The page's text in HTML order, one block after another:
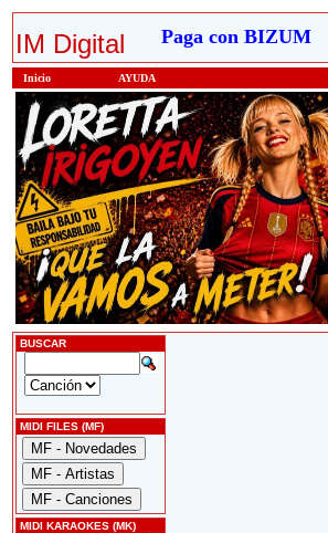
IM Digital Paga con BIZUM
Inicio AYUDA
BUSCAR
MIDI FILES (MF)
MIDI KARAOKES (MK)